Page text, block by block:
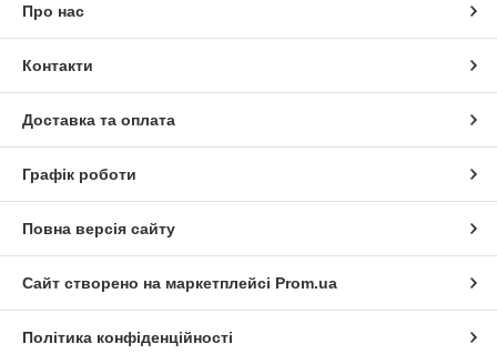
Про нас
Контакти
Доставка та оплата
Графік роботи
Повна версія сайту
Сайт створено на маркетплейсі Prom.ua
Політика конфіденційності